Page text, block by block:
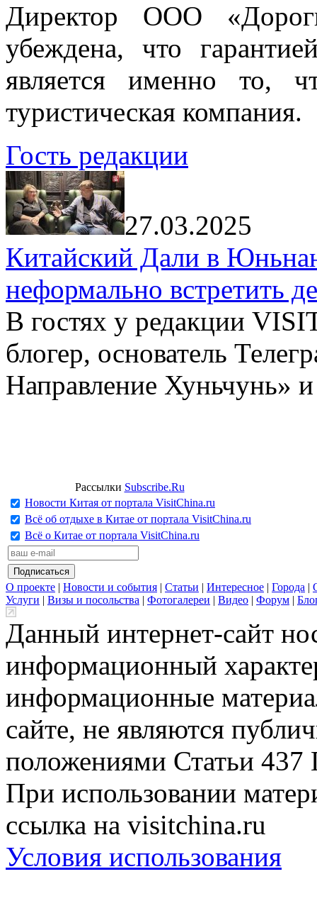
Директор ООО
убеждена, что
является именно то,
туристическая компания.
Гость редакции
27.03.2025
Китайский Дали в
неформально встретить
В гостях у редакции
блогер, основатель
Направление Хуньчунь»
Рассылки Subscribe.Ru
Новости Китая от портала VisitChina.ru
Всё об отдыхе в Китае от портала VisitChina.ru
Всё о Китае от портала VisitChina.ru
О проекте | Новости и события | Статьи | Интересное | Города |
Услуги | Визы и посольства | Фотогалереи | Видео | Форум |
Данный интернет-сайт
информационный
информационные
сайте, не являются
положениями Статьи 437
При использовании
ссылка на visitchina.ru
Условия использования